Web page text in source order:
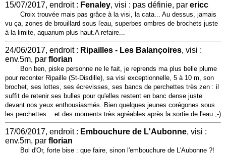
15/07/2017, endroit : Fenaley, visi : pas définie, par ericc
Croix trouvée mais pas grâce à la visi, la cata... Au dessus, jamais
vu ça, zones de brouillard sous ľeau, superbes ombres de brochets juste
à la limite, aquarium plus haut.A refaire...
24/06/2017, endroit : Ripailles - Les Balançoires, visi :
env.5m, par florian
Bon ben, piske personne ne le fait, je reprends ma plus belle plume
pour reconter Ripaille (St-Disdille), sa visi exceptionnelle, 5 à 10 m, son
brochet, ses lottes, ses écrevisses, ses bancs de perchettes très zen : il
suffit de retenir ses bulles pour qu'elles restent en banc dense juste
devant nos yeux enthousiasmés. Bien quelques jeunes corégones sous
les perchettes ...et des moments très agréables après la sortie de l'eau ;-)
17/06/2017, endroit : Embouchure de L'Aubonne, visi :
env.5m, par florian
Bol d'Or, forte bise : que faire, sinon l'embouchure de L'Aubonne ?!